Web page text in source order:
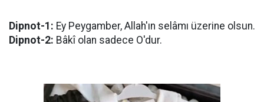
Dipnot-1: Ey Peygamber, Allah'ın selâmı üzerine olsun.
Dipnot-2: Bâkî olan sadece O'dur.